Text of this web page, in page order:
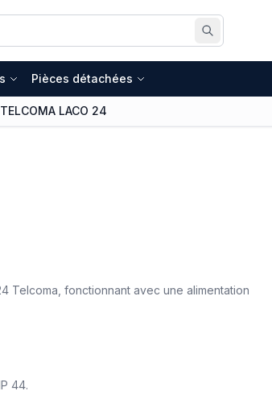
Rechercher
Pièces détachées
LACO 24
Telcoma, fonctionnant avec une alimentation
44.